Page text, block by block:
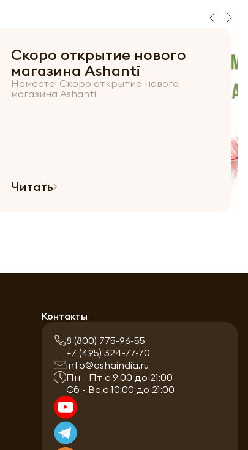
Скоро открытие нового
магазина Ashanti
Намасте! Скоро открытие нового
магазина Ashanti
Читать
Контакты
8 (800) 775-96-55
+7 (495) 324-77-70
info@ashaindia.ru
Пн - Пт с 9:00 до 21:00
Сб - Вс с 10:00 до 21:00